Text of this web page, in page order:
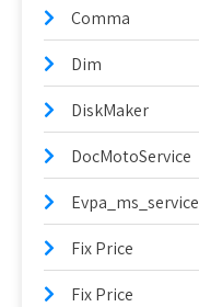
Comma
Dim
DiskMaker
DocMotoService
Evpa_ms_service
Fix Price
Fix Price